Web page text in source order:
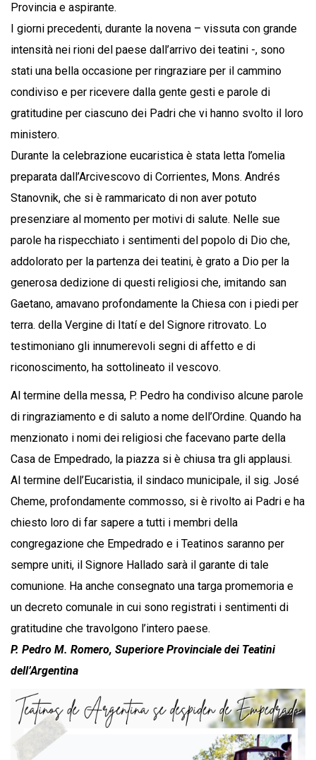
Provincia e aspirante.
I giorni precedenti, durante la novena – vissuta con grande
intensità nei rioni del paese dall’arrivo dei teatini -, sono
stati una bella occasione per ringraziare per il cammino
condiviso e per ricevere dalla gente gesti e parole di
gratitudine per ciascuno dei Padri che vi hanno svolto il loro
ministero.
Durante la celebrazione eucaristica è stata letta l’omelia
preparata dall’Arcivescovo di Corrientes, Mons. Andrés
Stanovnik, che si è rammaricato di non aver potuto
presenziare al momento per motivi di salute. Nelle sue
parole ha rispecchiato i sentimenti del popolo di Dio che,
addolorato per la partenza dei teatini, è grato a Dio per la
generosa dedizione di questi religiosi che, imitando san
Gaetano, amavano profondamente la Chiesa con i piedi per
terra. della Vergine di Itatí e del Signore ritrovato. Lo
testimoniano gli innumerevoli segni di affetto e di
riconoscimento, ha sottolineato il vescovo.
Al termine della messa, P. Pedro ha condiviso alcune parole
di ringraziamento e di saluto a nome dell’Ordine. Quando ha
menzionato i nomi dei religiosi che facevano parte della
Casa de Empedrado, la piazza si è chiusa tra gli applausi.
Al termine dell’Eucaristia, il sindaco municipale, il sig. José
Cheme, profondamente commosso, si è rivolto ai Padri e ha
chiesto loro di far sapere a tutti i membri della
congregazione che Empedrado e i Teatinos saranno per
sempre uniti, il Signore Hallado sarà il garante di tale
comunione. Ha anche consegnato una targa promemoria e
un decreto comunale in cui sono registrati i sentimenti di
gratitudine che travolgono l’intero paese.
P. Pedro M. Romero, Superiore Provinciale dei Teatini
dell’Argentina